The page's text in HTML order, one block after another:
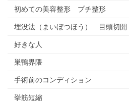
初めての美容整形 プチ整形
埋没法（まいぼつほう） 目頭切開
好きな人
巣鴨界隈
手術前のコンディション
挙筋短縮